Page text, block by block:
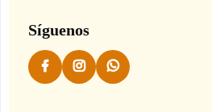
Síguenos